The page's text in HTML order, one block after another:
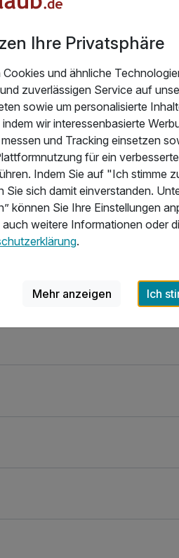
inkl. Sommer Card | 2 Nächte
Hotel empfehlen und wieder
Ihre Privatsphäre
und ähnliche
zuverlässigen Service auf
sowie um personalisierte
wir interessenbasierte
und Tracking einsetzen
für ein
Indem Sie auf "Ich stimme
Sie sich damit einverstanden.
können Sie Ihre Einstellungen
weitere Informationen oder
.
Mehr anzeigen Ich